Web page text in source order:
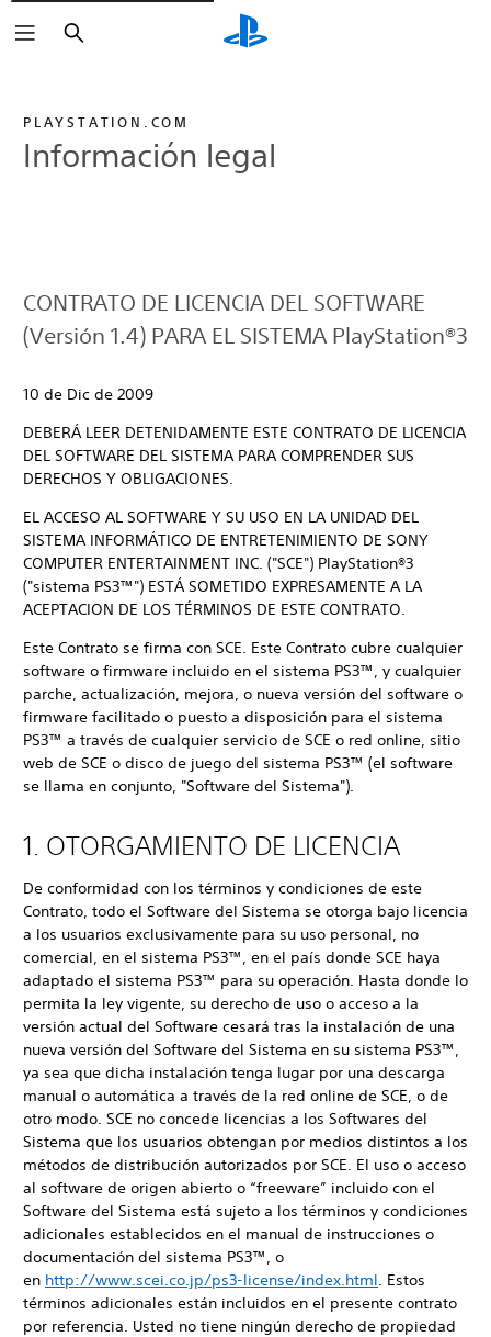
Buscar
PLAYSTATION.COM
Información legal
CONTRATO DE LICENCIA DEL SOFTWARE
(Versión 1.4) PARA EL SISTEMA PlayStation®3
10 de Dic de 2009
DEBERÁ LEER DETENIDAMENTE ESTE CONTRATO DE LICENCIA
DEL SOFTWARE DEL SISTEMA PARA COMPRENDER SUS
DERECHOS Y OBLIGACIONES.
EL ACCESO AL SOFTWARE Y SU USO EN LA UNIDAD DEL
SISTEMA INFORMÁTICO DE ENTRETENIMIENTO DE SONY
COMPUTER ENTERTAINMENT INC. ("SCE") PlayStation®3
("sistema PS3™") ESTÁ SOMETIDO EXPRESAMENTE A LA
ACEPTACION DE LOS TÉRMINOS DE ESTE CONTRATO.
Este Contrato se firma con SCE. Este Contrato cubre cualquier
software o firmware incluido en el sistema PS3™, y cualquier
parche, actualización, mejora, o nueva versión del software o
firmware facilitado o puesto a disposición para el sistema
PS3™ a través de cualquier servicio de SCE o red online, sitio
web de SCE o disco de juego del sistema PS3™ (el software
se llama en conjunto, "Software del Sistema").
1. OTORGAMIENTO DE LICENCIA
De conformidad con los términos y condiciones de este
Contrato, todo el Software del Sistema se otorga bajo licencia
a los usuarios exclusivamente para su uso personal, no
comercial, en el sistema PS3™, en el país donde SCE haya
adaptado el sistema PS3™ para su operación. Hasta donde lo
permita la ley vigente, su derecho de uso o acceso a la
versión actual del Software cesará tras la instalación de una
nueva versión del Software del Sistema en su sistema PS3™,
ya sea que dicha instalación tenga lugar por una descarga
manual o automática a través de la red online de SCE, o de
otro modo. SCE no concede licencias a los Softwares del
Sistema que los usuarios obtengan por medios distintos a los
métodos de distribución autorizados por SCE. El uso o acceso
al software de origen abierto o “freeware” incluido con el
Software del Sistema está sujeto a los términos y condiciones
adicionales establecidos en el manual de instrucciones o
documentación del sistema PS3™, o
en http://www.scei.co.jp/ps3-license/index.html. Estos
términos adicionales están incluidos en el presente contrato
por referencia. Usted no tiene ningún derecho de propiedad